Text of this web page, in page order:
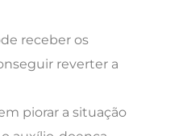
receber os
reverter a
piorar a situação